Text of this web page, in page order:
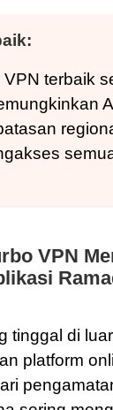
terbaik
VPN
tinggal di
platform